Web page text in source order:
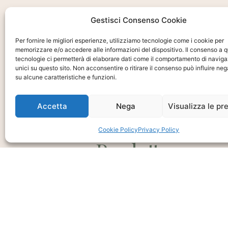
Gestisci Consenso Cookie
Per fornire le migliori esperienze, utilizziamo tecnologie come i cookie per
memorizzare e/o accedere alle informazioni del dispositivo. Il consenso a
tecnologie ci permetterà di elaborare dati come il comportamento di
unici su questo sito. Non acconsentire o ritirare il consenso può influire
su alcune caratteristiche e funzioni.
Accetta Nega Visualizza le
Cookie PolicyPrivacy Policy
Chiedi
E Disponibilità
Prodotto